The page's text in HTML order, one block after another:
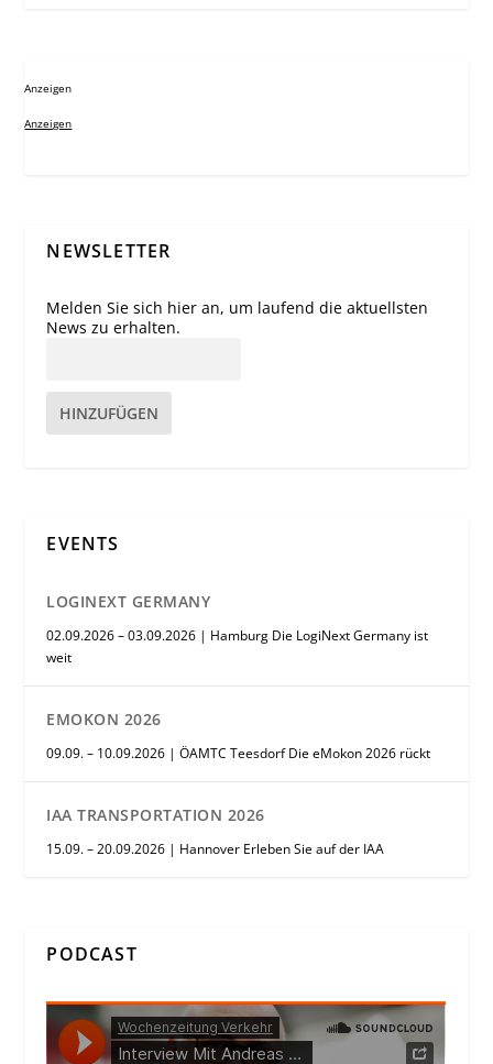
Anzeigen
Anzeigen
NEWSLETTER
Melden Sie sich hier an, um laufend die aktuellsten
News zu erhalten.
HINZUFÜGEN
EVENTS
LOGINEXT GERMANY
02.09.2026 – 03.09.2026 | Hamburg Die LogiNext Germany ist
weit
EMOKON 2026
09.09. – 10.09.2026 | ÖAMTC Teesdorf Die eMokon 2026 rückt
IAA TRANSPORTATION 2026
15.09. – 20.09.2026 | Hannover Erleben Sie auf der IAA
PODCAST